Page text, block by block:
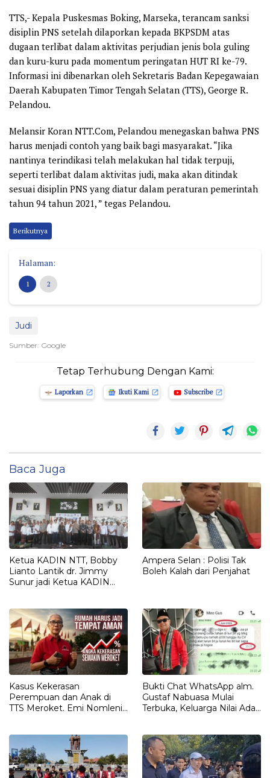
TTS,- Kepala Puskesmas Boking, Marseka, terancam sanksi
disiplin PNS setelah dilaporkan kepada BKPSDM atas
dugaan terlibat dalam aktivitas perjudian jenis bola guling
dan kuru-kuru pada momentum peringatan HUT RI ke-79.
Informasi ini dibenarkan oleh Sekretaris Badan Kepegawaian
Daerah Kabupaten Timor Tengah Selatan (TTS), George R.
Pelandou.
Melansir Koran NTT.Com, Pelandou menegaskan bahwa PNS
harus menjadi contoh yang baik bagi masyarakat. “Jika
nantinya terindikasi telah melakukan hal tidak terpuji,
seperti terlibat dalam aktivitas judi, maka akan ditindak
sesuai disiplin PNS yang diatur dalam peraturan pemerintah
tahun 94 tahun 2021, ” tegas Pelandou.
Berikutnya
Halaman:
1 2
Judi
Sumber: Google
Tetap Terhubung Dengan Kami:
Laporkan Ikuti Kami Subscribe
Baca Juga
Ketua KADIN NTT, Bobby
Lianto Lantik dr. Jimmy
Sunur jadi Ketua KADIN
Ampera Selan : Polisi Tak
Boleh Kalah dari Penjahat
Kasus Kekerasan
Perempuan dan Anak di
TTS Meroket. Emi Nomleni :
Bukti Chat WhatsApp alm.
Gustaf Nabuasa Mulai
Terbuka, Keluarga Nilai Ada